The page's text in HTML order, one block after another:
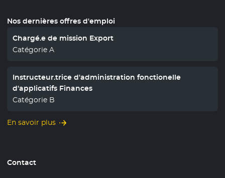
Nos dernières offres d'emploi
Chargé.e de mission Export
Catégorie A
Instructeur.trice d'administration fonctionelle
d'applicatifs Finances
Catégorie B
En savoir plus
Contact